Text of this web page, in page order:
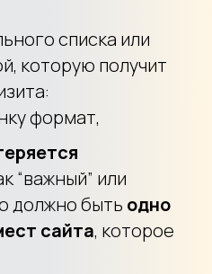
списка или
которую получит
формат,
“важный” или
должно быть одно
сайта, которое